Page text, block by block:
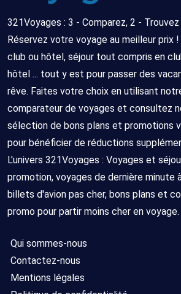
321Voyages : 3 - Comparez, 2 -
Réservez votre voyage au meilleur prix !
club ou hôtel, séjour tout compris en
hôtel ... tout y est pour passer des
rêve. Faites votre choix en utilisant
comparateur de voyages et consultez
sélection de bons plans et promotions
pour bénéficier de réductions
L'univers 321Voyages : Voyages et
promotion, voyages de dernière minute
billets d'avion pas cher, bons plans et
promo pour partir moins cher en voyage.
Qui sommes-nous
Contactez-nous
Mentions légales